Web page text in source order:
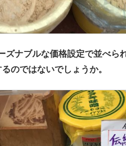
ズナブルな価格設定で並べら
のではないでしょうか。